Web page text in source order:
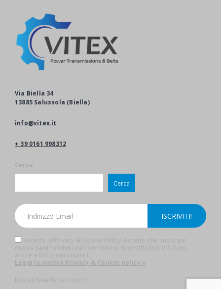
Via Biella 34
13885 Salussola (Biella)
info@vitex.it
+ 39 0161 998312
Cerca
Cerca
Accetto la Privacy & Cookie Policy. Accetto che uno o più
cookie salvino i miei dati per essere ricontattato/a in futuro,
anche a fini promozionali.
Leggi la nostra Privacy & Cookie policy »
Footer Newsletter Form"]